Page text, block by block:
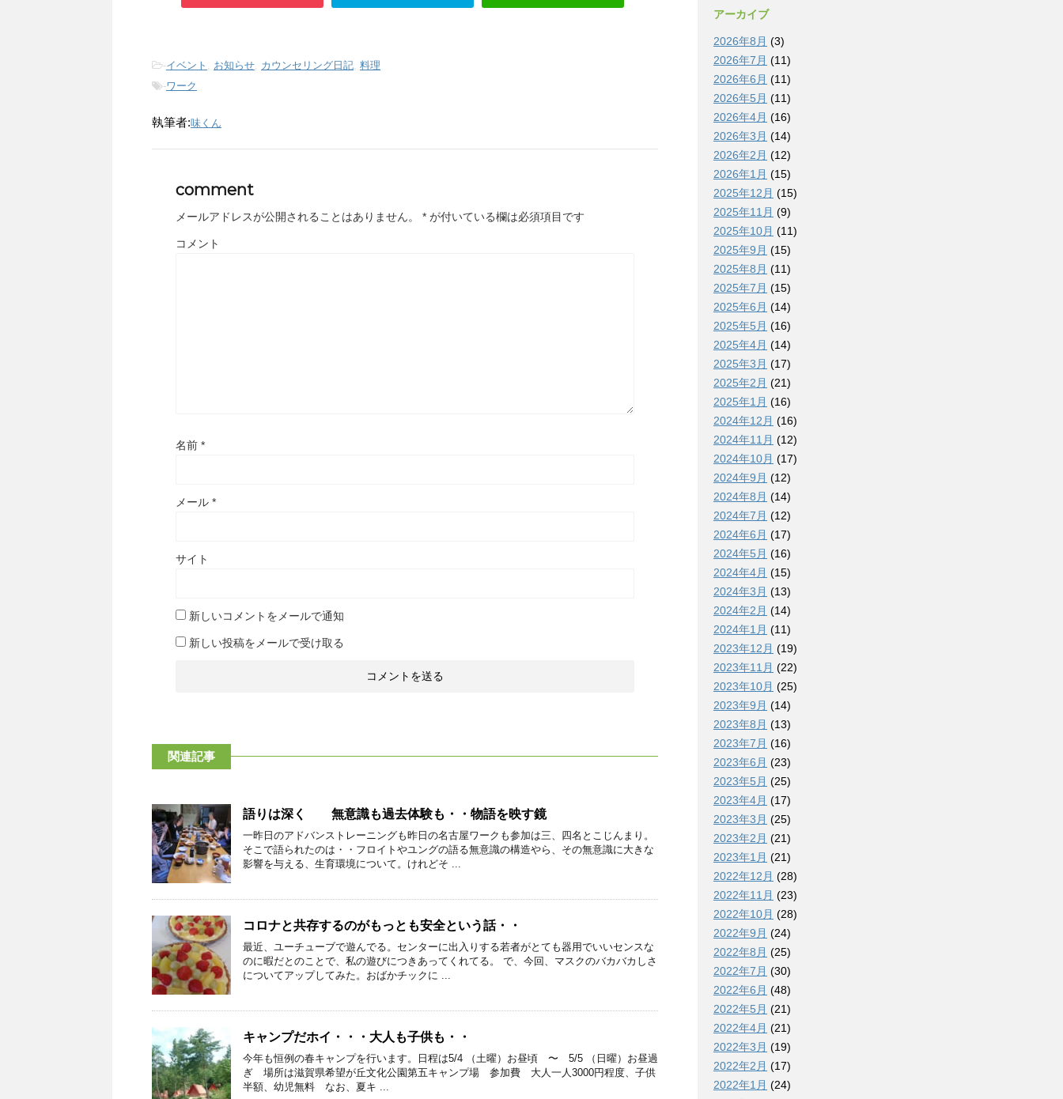
-イベント , お知らせ, カウンセリング日記, 料理
-ワーク
執筆者:味くん
comment
メールアドレスが公開されることはありません。 * が付いている欄は必須項目です
コメント
名前 *
メール *
サイト
新しいコメントをメールで通知
新しい投稿をメールで受け取る
関連記事
語りは深く 無意識も過去体験も・・物語を映す鏡
一昨日のアドバンストレーニングも昨日の名古屋ワークも参加は三、四名とこじんまり。
そこで語られたのは・・フロイトやユングの語る無意識の構造やら、その無意識に大きな
影響を与える、生育環境について。けれどそ ...
コロナと共存するのがもっとも安全という話・・
最近、ユーチューブで遊んでる。センターに出入りする若者がとても器用でいいセンスな
のに暇だとのことで、私の遊びにつきあってくれてる。 で、今回、マスクのバカバカしさ
についてアップしてみた。おばかチックに ...
キャンプだホイ・・・大人も子供も・・
今年も恒例の春キャンプを行います。日程は5/4 （土曜）お昼頃 〜 5/5 （日曜）お昼過
ぎ 場所は滋賀県希望が丘文化公園第五キャンプ場 参加費 大人一人3000円程度、子供
半額、幼児無料 なお、夏キ ...
アーカイブ
2026年8月 (3)
2026年7月 (11)
2026年6月 (11)
2026年5月 (11)
2026年4月 (16)
2026年3月 (14)
2026年2月 (12)
2026年1月 (15)
2025年12月 (15)
2025年11月 (9)
2025年10月 (11)
2025年9月 (15)
2025年8月 (11)
2025年7月 (15)
2025年6月 (14)
2025年5月 (16)
2025年4月 (14)
2025年3月 (17)
2025年2月 (21)
2025年1月 (16)
2024年12月 (16)
2024年11月 (12)
2024年10月 (17)
2024年9月 (12)
2024年8月 (14)
2024年7月 (12)
2024年6月 (17)
2024年5月 (16)
2024年4月 (15)
2024年3月 (13)
2024年2月 (14)
2024年1月 (11)
2023年12月 (19)
2023年11月 (22)
2023年10月 (25)
2023年9月 (14)
2023年8月 (13)
2023年7月 (16)
2023年6月 (23)
2023年5月 (25)
2023年4月 (17)
2023年3月 (25)
2023年2月 (21)
2023年1月 (21)
2022年12月 (28)
2022年11月 (23)
2022年10月 (28)
2022年9月 (24)
2022年8月 (25)
2022年7月 (30)
2022年6月 (48)
2022年5月 (21)
2022年4月 (21)
2022年3月 (19)
2022年2月 (17)
2022年1月 (24)